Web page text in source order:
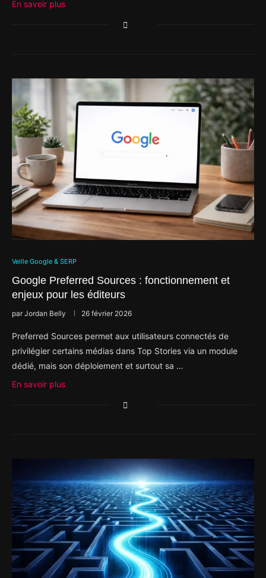
En savoir plus
Veille Google & SERP
Google Preferred Sources : fonctionnement et
enjeux pour les éditeurs
parJordan Belly 26 février 2026
Preferred Sources permet aux utilisateurs connectés de
privilégier certains médias dans Top Stories via un module
dédié, mais son déploiement et surtout sa …
En savoir plus